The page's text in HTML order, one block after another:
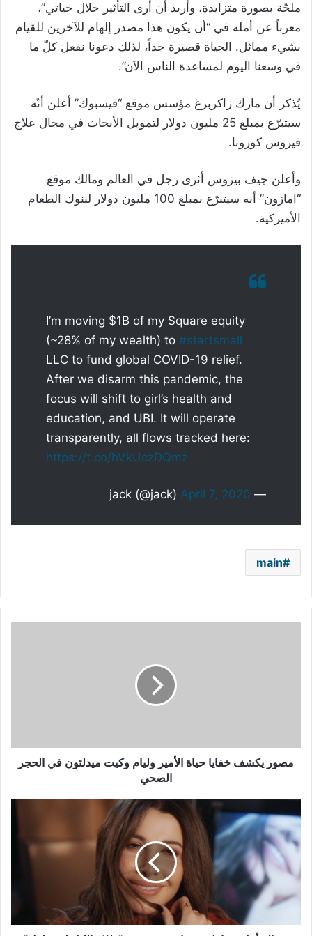
ملحّة بصورة متزايدة، وأريد أن أرى التأثير خلال حياتي”،
معرباً عن أمله في “أن يكون هذا مصدر إلهام للآخرين للقيام
بشيء مماثل. الحياة قصيرة جداً، لذلك دعونا نفعل كلّ ما
في وسعنا اليوم لمساعدة الناس الآن”.
يُذكر أن مارك زاكربرغ مؤسس موقع “فيسبوك” أعلن أنّه
سيتبرّع بمبلغ 25 مليون دولار لتمويل الأبحاث في مجال علاج
فيروس كورونا.
وأعلن جيف بيزوس أثرى رجل في العالم ومالك موقع
“امازون” أنه سيتبرّع بمبلغ 100 مليون دولار لبنوك الطعام
الأميركية.
I’m moving $1B of my Square equity
(~28% of my wealth) to #startsmall
LLC to fund global COVID-19 relief.
After we disarm this pandemic, the
focus will shift to girl’s health and
education, and UBI. It will operate
transparently, all flows tracked here:
https://t.co/hVkUczDQmz
— jack (@jack)
April 7, 2020
main
في
الحجر
مصور يكشف خفايا حياة الأمير وليام وكيت ميدلتون في الحجر
الصحي
أمل
وتفاؤل
من
نانسي
عجرم:
"ظلام
لن